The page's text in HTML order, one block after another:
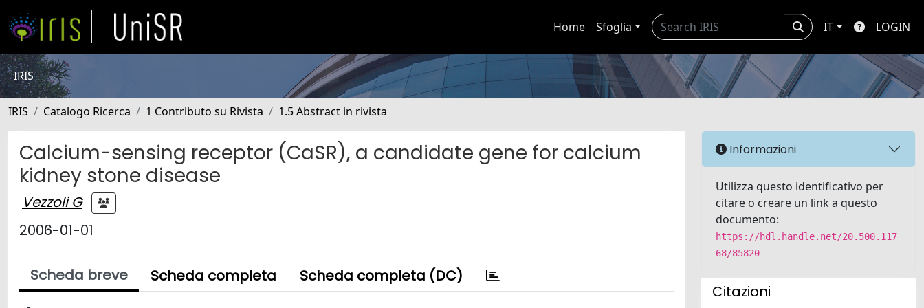
Home Sfoglia IT LOGIN
IRIS
IRIS Catalogo Ricerca 1 Contributo su Rivista 1.5 Abstract in rivista
Calcium-sensing receptor (CaSR), a candidate gene for calcium
kidney stone disease
Vezzoli G
2006-01-01
Scheda breve Scheda completa Scheda completa (DC)
Informazioni
Utilizza questo identificativo per
citare o creare un link a questo
documento:
https://hdl.handle.net/20.500.117
68/85820
Citazioni